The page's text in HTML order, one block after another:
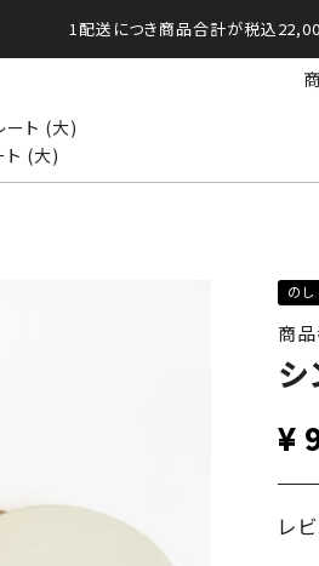
1配送につき商品合計が税込
ート (大)
ト (大)
のし
商
¥
レ